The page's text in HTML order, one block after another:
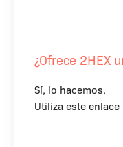
¿Ofrece 2HEX
Sí, lo hacemos.
Utiliza este